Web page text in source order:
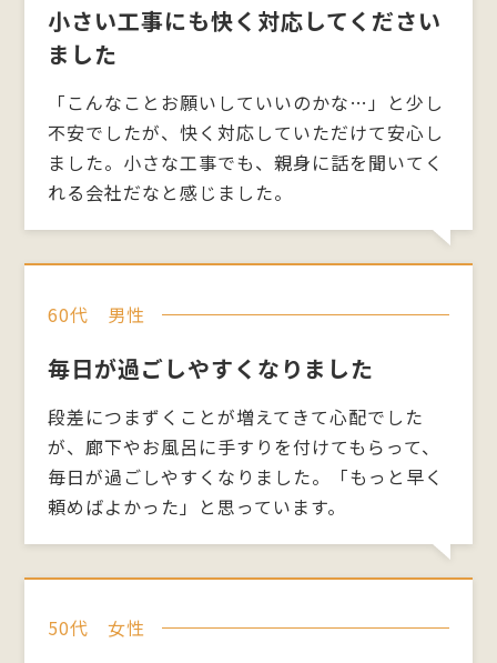
小さい工事にも快く対応してください
ました
「こんなことお願いしていいのかな…」と少し
不安でしたが、快く対応していただけて安心し
ました。小さな工事でも、親身に話を聞いてく
れる会社だなと感じました。
60代 男性
毎日が過ごしやすくなりました
段差につまずくことが増えてきて心配でした
が、廊下やお風呂に手すりを付けてもらって、
毎日が過ごしやすくなりました。「もっと早く
頼めばよかった」と思っています。
50代 女性
する場合その他利用停止等を行うことが困難な場
合であって、ユーザーの権利利益を保護するために
必要なこれに代わるべき措置をとれる場合は、こ
の代替策を講じるものとします。
9．プライバシーポリシーの変更
本ポリシーの内容は、法令その他本ポリシーに別
ことなく、変更することができるものとします。重
要な変更がある場合には、本ウェブサイト上に公
弊社が別途定める場合を除いて、変更後のプライバ
から効力を生じるものとします。
10．お問い合わせ窓口
本ポリシーに関するお問い合わせは、下記の窓口
住所：北海道札幌市北区西茨戸二条1-4-10
社名：パラト総工舍
電話番号：080-6023-2824
paratosoukousya.naoya.yamamoto@gmail.com